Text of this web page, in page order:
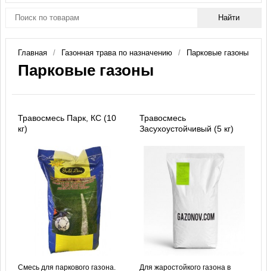
Главная Газонная трава по назначению Парковые газоны
Парковые газоны
Травосмесь Парк, КС (10
кг)
Смесь для паркового газона.
Травосмесь
Засухоустойчивый (5 кг)
Для жаростойкого газона в